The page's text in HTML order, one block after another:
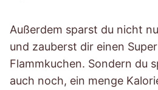
Außerdem sparst du nicht
und zauberst dir einen
Flammkuchen. Sondern du
auch noch, ein menge